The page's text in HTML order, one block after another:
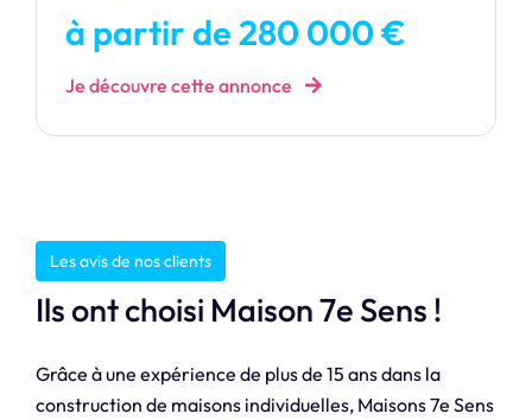
à partir de 280 000 €
Je découvre cette annonce
Les avis de nos clients
Ils ont choisi Maison 7e Sens !
Grâce à une expérience de plus de 15 ans dans la
construction de maisons individuelles, Maisons 7e Sens